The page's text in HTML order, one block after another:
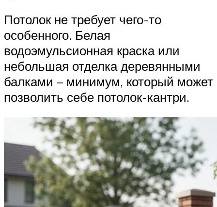
Потолок не требует чего-то
особенного. Белая
водоэмульсионная краска или
небольшая отделка деревянными
балками – минимум, который может
позволить себе потолок-кантри.